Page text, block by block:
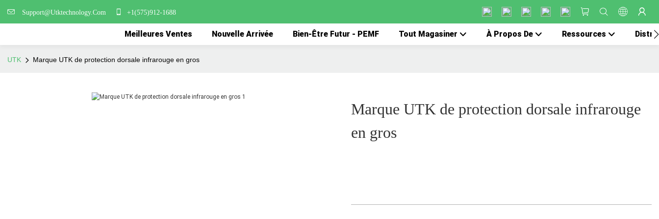
Support@Utktechnology.Com +1(575)912-1688
Meilleures Ventes Nouvelle Arrivée Bien-Être Futur - PEMF Tout Magasiner À Propos De Ressources
UTK Marque UTK de protection dorsale infrarouge en gros
Marque UTK de protection dorsale infrarouge
en gros